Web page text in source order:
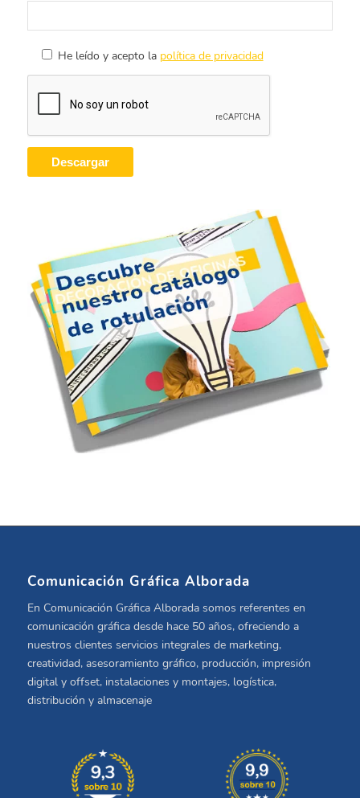
He leído y acepto la política de privacidad
Comunicación Gráfica Alborada
En Comunicación Gráfica Alborada somos referentes en
comunicación gráfica desde hace 50 años, ofreciendo a
nuestros clientes servicios integrales de marketing,
creatividad, asesoramiento gráfico, producción, impresión
digital y offset, instalaciones y montajes, logística,
distribución y almacenaje